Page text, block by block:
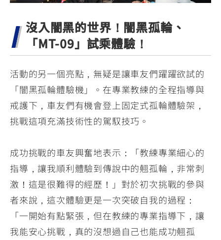
沒入闇黑的世界！闇黑孤輪、
「MT-09」試乘體驗！
活動的另一個亮點，無疑是讓車友們躍躍欲試的
「闇黑孤輪體驗機」。在專業教練的全程指導與
戒護下，車友們有機會登上固定式孤輪體驗架，
挑戰這項充滿技術性的駕馭技巧。
成功挑戰的車友興奮地表示：「教練專業細心的
指導，讓我順利體驗到傳說中的翹孤輪，非常刺
激！這是很難得的經歷！」對於初次挑戰的參與
者來說，這次體驗更是一次突破自我的過程：
「一開始有點緊張，但在教練的專業指導下，讓
我能安心挑戰，真的沒想過自己也能成功翹孤